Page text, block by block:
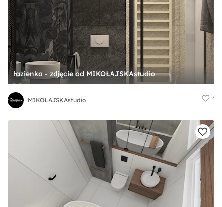
łazienka - zdjęcie od MIKOŁAJSKAstudio
MIKOŁAJSKAstudio 7